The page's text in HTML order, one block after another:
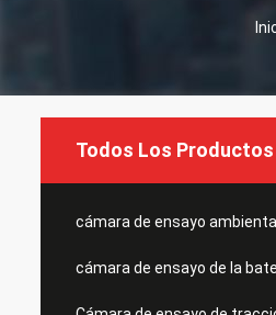
Todos Los Productos
cámara de ensayo ambiental
cámara de ensayo de la